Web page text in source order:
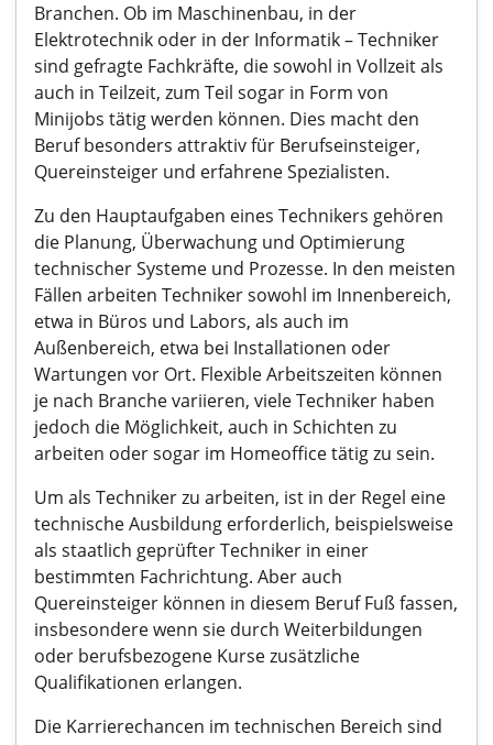
Branchen. Ob im Maschinenbau, in der
Elektrotechnik oder in der Informatik – Techniker
sind gefragte Fachkräfte, die sowohl in Vollzeit als
auch in Teilzeit, zum Teil sogar in Form von
Minijobs tätig werden können. Dies macht den
Beruf besonders attraktiv für Berufseinsteiger,
Quereinsteiger und erfahrene Spezialisten.
Zu den Hauptaufgaben eines Technikers gehören
die Planung, Überwachung und Optimierung
technischer Systeme und Prozesse. In den meisten
Fällen arbeiten Techniker sowohl im Innenbereich,
etwa in Büros und Labors, als auch im
Außenbereich, etwa bei Installationen oder
Wartungen vor Ort. Flexible Arbeitszeiten können
je nach Branche variieren, viele Techniker haben
jedoch die Möglichkeit, auch in Schichten zu
arbeiten oder sogar im Homeoffice tätig zu sein.
Um als Techniker zu arbeiten, ist in der Regel eine
technische Ausbildung erforderlich, beispielsweise
als staatlich geprüfter Techniker in einer
bestimmten Fachrichtung. Aber auch
Quereinsteiger können in diesem Beruf Fuß fassen,
insbesondere wenn sie durch Weiterbildungen
oder berufsbezogene Kurse zusätzliche
Qualifikationen erlangen.
Die Karrierechancen im technischen Bereich sind